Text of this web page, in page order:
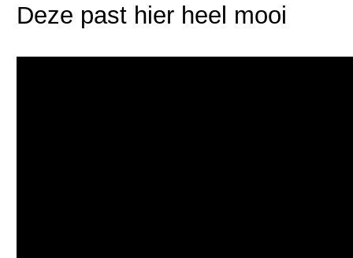
Deze past hier heel mooi